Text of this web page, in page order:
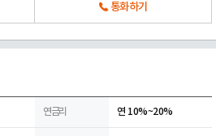
통화하기
연금리 연 10%~20%